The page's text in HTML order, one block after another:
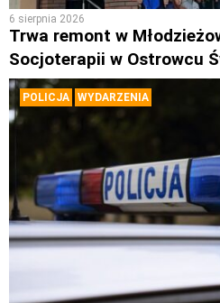
6 sierpnia 2026
Trwa remont w
Socjoterapii w Ostrowcu
POLICJA WYDARZENIA